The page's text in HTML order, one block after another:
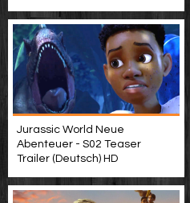
Jurassic World Neue
Abenteuer - S02 Teaser
Trailer (Deutsch) HD